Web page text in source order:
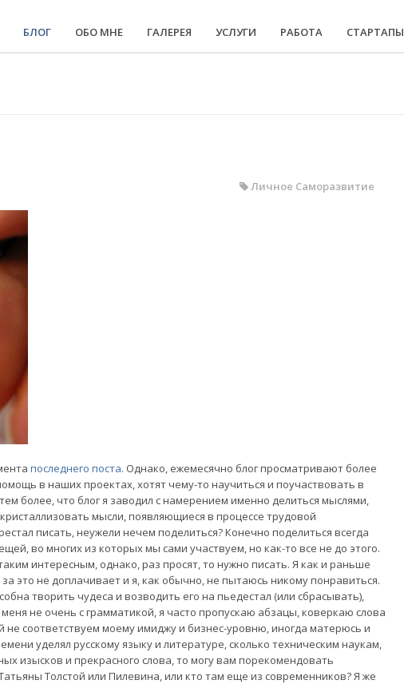
БЛОГ ОБО МНЕ ГАЛЕРЕЯ УСЛУГИ РАБОТА СТАРТАПЫ
Личное Саморазвитие
последнего поста. Однако, ежемесячно блог просматривают более
в наших проектах, хотят чему-то научиться и поучаствовать в
более, что блог я заводил с намерением именно делиться мыслями,
мысли, появляющиеся в процессе трудовой
писать, неужели нечем поделиться? Конечно поделиться всегда
во многих из которых мы сами участвуем, но как-то все не до этого.
интересным, однако, раз просят, то нужно писать. Я как и раньше
это не доплачивает и я, как обычно, не пытаюсь никому понравиться.
творить чудеса и возводить его на пьедестал (или сбрасывать),
не очень с грамматикой, я часто пропускаю абзацы, коверкаю слова
соответствуем моему имиджу и бизнес-уровню, иногда матерюсь и
уделял русскому языку и литературе, сколько техническим наукам,
изысков и прекрасного слова, то могу вам порекомендовать
Толстой или Пилевина, или кто там еще из современников? Я же